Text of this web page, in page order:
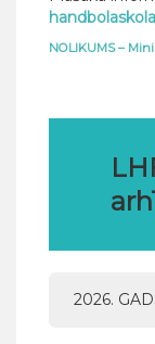
NOLIKUMS –
2026.